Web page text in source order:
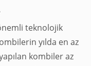
teknolojik
yılda en az
yapılan kombiler az